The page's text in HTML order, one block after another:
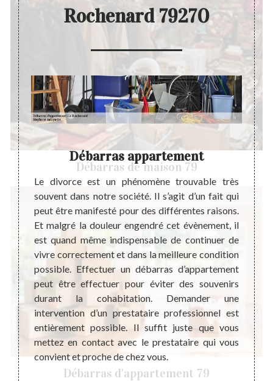
Débarras de maison 79
Débarras d'appartement 79
Rochenard 79270
en
qui
de la
êtes
de
les
Débarras appartement
Le divorce est un phénomène trouvable très
souvent dans notre société. Il s’agit d’un fait qui
peut être manifesté pour des différentes raisons.
Et malgré la douleur engendré cet évènement, il
est quand même indispensable de continuer de
vivre correctement et dans la meilleure condition
possible. Effectuer un débarras d’appartement
peut être effectuer pour éviter des souvenirs
durant la cohabitation. Demander une
intervention d’un prestataire professionnel est
entièrement possible. Il suffit juste que vous
mettez en contact avec le prestataire qui vous
convient et proche de chez vous.
La
et
vous